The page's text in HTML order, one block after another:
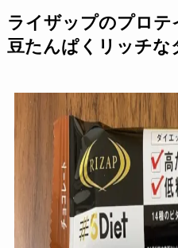
ライザップのプロ
豆たんぱくリッチな